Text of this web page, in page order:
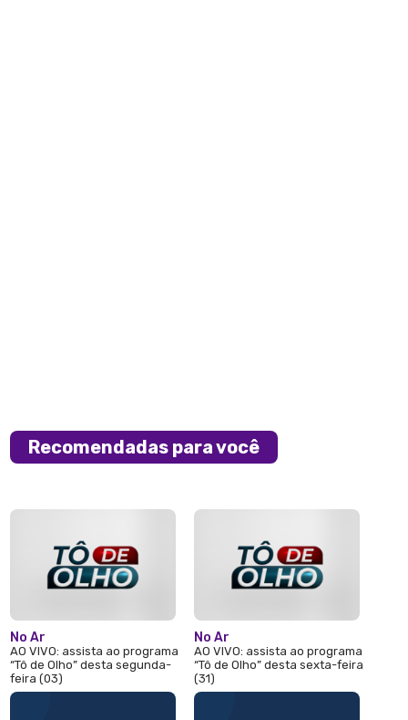
Recomendadas para você
No Ar
AO VIVO: assista ao programa
“Tô de Olho” desta segunda-
feira (03)
No Ar
AO VIVO: assista ao programa
“Tô de Olho” desta sexta-feira
(31)